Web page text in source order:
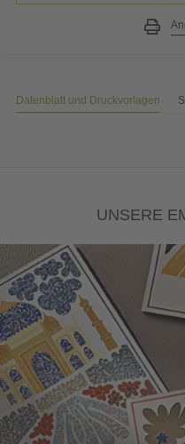
Datenblatt und Druckvorlagen
UNSERE